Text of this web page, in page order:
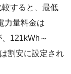
すると、最低
力量料金は
121kWh～
割安に設定され